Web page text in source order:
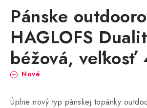
Pánske
HAGLOFS
béžová, veľkosť
Nové
Úplne nový typ pánskej topánky